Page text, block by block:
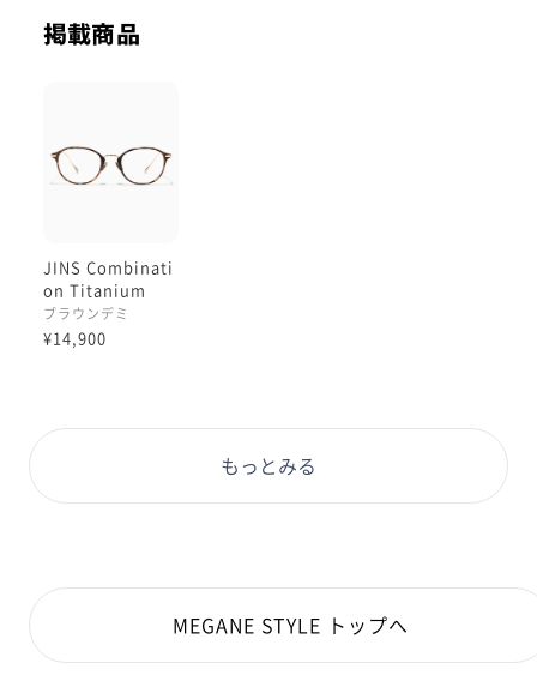
掲載商品
JINS Combinati
on Titanium
［中顔面短縮メガ
ネ］
ブラウンデミ
¥14,900
もっとみる
MEGANE STYLE トップへ